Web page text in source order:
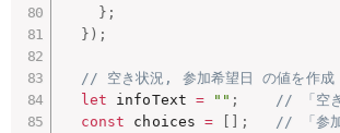
} ;
} ) ;
// 空き状況, 参加希望日 の値を作成
let infoText = "" ;
// 「空き
const choices = [ ] ;
// 「参